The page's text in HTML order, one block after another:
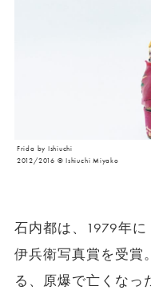
Frida by Ishiuchi
2012/2016 © Ishiuchi Miyako
石内都は、1979年に
伊兵衛写真賞を受賞
る、原爆で亡くなっ